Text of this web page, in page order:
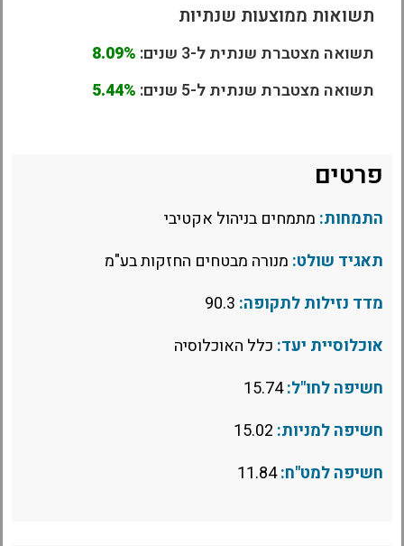
תשואות ממוצעות שנתיות
תשואה מצטברת שנתית ל-3 שנים:
8.09%
תשואה מצטברת שנתית ל-5 שנים:
5.44%
פרטים
התמחות: מתמחים בניהול אקטיבי
תאגיד שולט: מנורה מבטחים החזקות בע"מ
מדד נזילות לתקופה:
אוכלוסיית יעד: כלל האוכלוסיה
חשיפה לחו"ל:15.74
חשיפה למניות:
חשיפה למט"ח:11.84